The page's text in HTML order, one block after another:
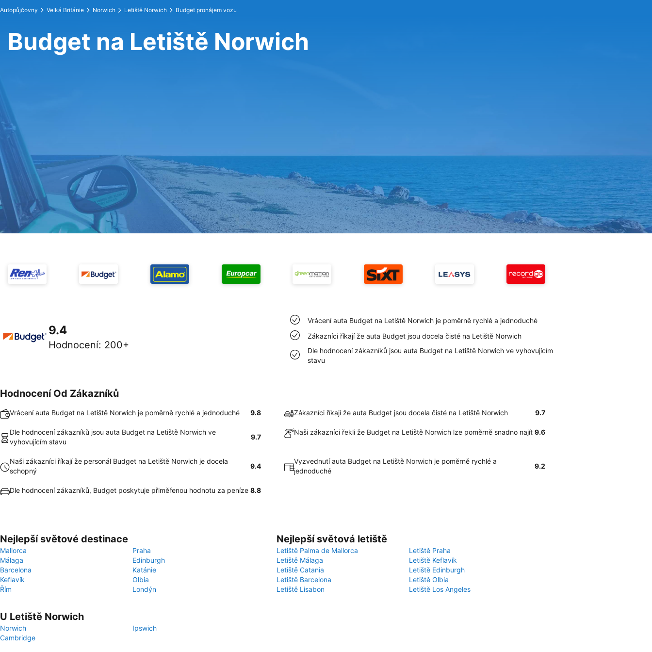
Autopůjčovny Velká Británie Norwich Letiště Norwich Budget pronájem vozu
Budget na Letiště Norwich
9.4
Hodnocení: 200+
Vrácení auta Budget na Letiště Norwich je poměrně rychlé a jednoduché
Zákazníci říkají že auta Budget jsou docela čisté na Letiště Norwich
Dle hodnocení zákazníků jsou auta Budget na Letiště Norwich ve vyhovujícím
stavu
Hodnocení Od Zákazníků
Vrácení auta Budget na Letiště Norwich je poměrně rychlé a jednoduché 9.8 Zákazníci říkají že auta Budget jsou docela čisté na Letiště Norwich 9.7
Dle hodnocení zákazníků jsou auta Budget na Letiště Norwich ve
vyhovujícím stavu
9.7
Naši zákazníci řekli že Budget na Letiště Norwich lze poměrně snadno najít 9.6
Naši zákazníci říkají že personál Budget na Letiště Norwich je docela
schopný
9.4
Vyzvednutí auta Budget na Letiště Norwich je poměrně rychlé a
jednoduché
9.2
Dle hodnocení zákazníků, Budget poskytuje přiměřenou hodnotu za peníze 8.8
Nejlepší světové destinace
Mallorca
Praha
Málaga
Edinburgh
Barcelona
Katánie
Keflavík
Olbia
Řím
Londýn
Nejlepší světová letiště
Letiště Palma de Mallorca
Letiště Praha
Letiště Málaga
Letiště Keflavík
Letiště Catania
Letiště Edinburgh
Letiště Barcelona
Letiště Olbia
Letiště Lisabon
Letiště Los Angeles
U Letiště Norwich
Norwich
Ipswich
Cambridge